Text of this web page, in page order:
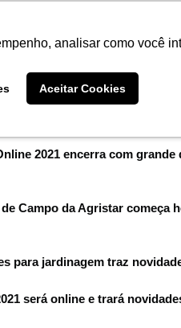
analisar como você
Aceitar Cookies
2021 encerra com
Campo da Agristar começa
para jardinagem traz
será online e trará